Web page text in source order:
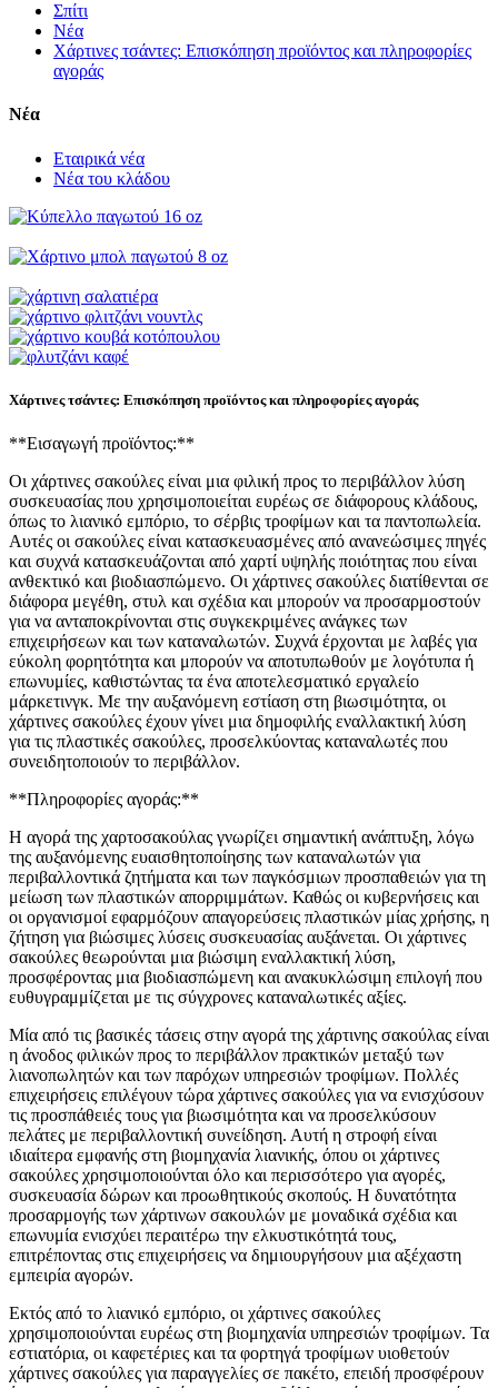
Σπίτι
Νέα
Χάρτινες τσάντες: Επισκόπηση προϊόντος και πληροφορίες
αγοράς
Νέα
Εταιρικά νέα
Νέα του κλάδου
Χάρτινες τσάντες: Επισκόπηση προϊόντος και πληροφορίες αγοράς
**Εισαγωγή προϊόντος:**
Οι χάρτινες σακούλες είναι μια φιλική προς το περιβάλλον λύση
συσκευασίας που χρησιμοποιείται ευρέως σε διάφορους κλάδους,
όπως το λιανικό εμπόριο, το σέρβις τροφίμων και τα παντοπωλεία.
Αυτές οι σακούλες είναι κατασκευασμένες από ανανεώσιμες πηγές
και συχνά κατασκευάζονται από χαρτί υψηλής ποιότητας που είναι
ανθεκτικό και βιοδιασπώμενο. Οι χάρτινες σακούλες διατίθενται σε
διάφορα μεγέθη, στυλ και σχέδια και μπορούν να προσαρμοστούν
για να ανταποκρίνονται στις συγκεκριμένες ανάγκες των
επιχειρήσεων και των καταναλωτών. Συχνά έρχονται με λαβές για
εύκολη φορητότητα και μπορούν να αποτυπωθούν με λογότυπα ή
επωνυμίες, καθιστώντας τα ένα αποτελεσματικό εργαλείο
μάρκετινγκ. Με την αυξανόμενη εστίαση στη βιωσιμότητα, οι
χάρτινες σακούλες έχουν γίνει μια δημοφιλής εναλλακτική λύση
για τις πλαστικές σακούλες, προσελκύοντας καταναλωτές που
συνειδητοποιούν το περιβάλλον.
**Πληροφορίες αγοράς:**
Η αγορά της χαρτοσακούλας γνωρίζει σημαντική ανάπτυξη, λόγω
της αυξανόμενης ευαισθητοποίησης των καταναλωτών για
περιβαλλοντικά ζητήματα και των παγκόσμιων προσπαθειών για τη
μείωση των πλαστικών απορριμμάτων. Καθώς οι κυβερνήσεις και
οι οργανισμοί εφαρμόζουν απαγορεύσεις πλαστικών μίας χρήσης, η
ζήτηση για βιώσιμες λύσεις συσκευασίας αυξάνεται. Οι χάρτινες
σακούλες θεωρούνται μια βιώσιμη εναλλακτική λύση,
προσφέροντας μια βιοδιασπώμενη και ανακυκλώσιμη επιλογή που
ευθυγραμμίζεται με τις σύγχρονες καταναλωτικές αξίες.
Μία από τις βασικές τάσεις στην αγορά της χάρτινης σακούλας είναι
η άνοδος φιλικών προς το περιβάλλον πρακτικών μεταξύ των
λιανοπωλητών και των παρόχων υπηρεσιών τροφίμων. Πολλές
επιχειρήσεις επιλέγουν τώρα χάρτινες σακούλες για να ενισχύσουν
τις προσπάθειές τους για βιωσιμότητα και να προσελκύσουν
πελάτες με περιβαλλοντική συνείδηση. Αυτή η στροφή είναι
ιδιαίτερα εμφανής στη βιομηχανία λιανικής, όπου οι χάρτινες
σακούλες χρησιμοποιούνται όλο και περισσότερο για αγορές,
συσκευασία δώρων και προωθητικούς σκοπούς. Η δυνατότητα
προσαρμογής των χάρτινων σακουλών με μοναδικά σχέδια και
επωνυμία ενισχύει περαιτέρω την ελκυστικότητά τους,
επιτρέποντας στις επιχειρήσεις να δημιουργήσουν μια αξέχαστη
εμπειρία αγορών.
Εκτός από το λιανικό εμπόριο, οι χάρτινες σακούλες
χρησιμοποιούνται ευρέως στη βιομηχανία υπηρεσιών τροφίμων. Τα
εστιατόρια, οι καφετέριες και τα φορτηγά τροφίμων υιοθετούν
χάρτινες σακούλες για παραγγελίες σε πακέτο, επειδή προσφέρουν